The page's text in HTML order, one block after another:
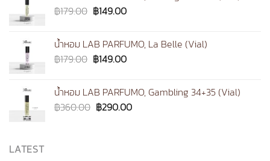
฿179.00 Original
฿179.00.
฿149.00Current
฿149.00.
น้ำหอม LAB PARFUMO, La Belle (Vial)
฿179.00 Original
฿179.00.
฿149.00Current
฿149.00.
น้ำหอม LAB PARFUMO, Gambling 34+35 (Vial)
฿360.00 Original
฿290.00Current
LATEST